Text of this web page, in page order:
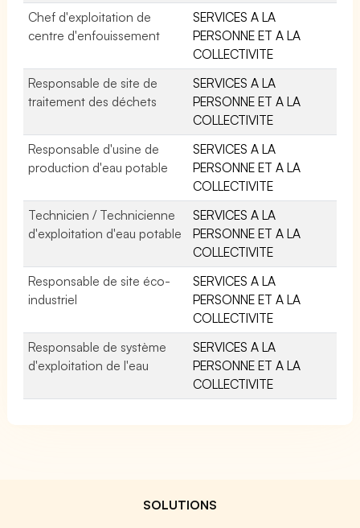
Chef d'exploitation de
centre d'enfouissement
SERVICES A LA
PERSONNE ET A LA
COLLECTIVITE
Responsable de site de
traitement des déchets
SERVICES A LA
PERSONNE ET A LA
COLLECTIVITE
Responsable d'usine de
production d'eau potable
SERVICES A LA
PERSONNE ET A LA
COLLECTIVITE
Technicien / Technicienne
d'exploitation d'eau potable
SERVICES A LA
PERSONNE ET A LA
COLLECTIVITE
Responsable de site éco-
industriel
SERVICES A LA
PERSONNE ET A LA
COLLECTIVITE
Responsable de système
d'exploitation de l'eau
SERVICES A LA
PERSONNE ET A LA
COLLECTIVITE
SOLUTIONS